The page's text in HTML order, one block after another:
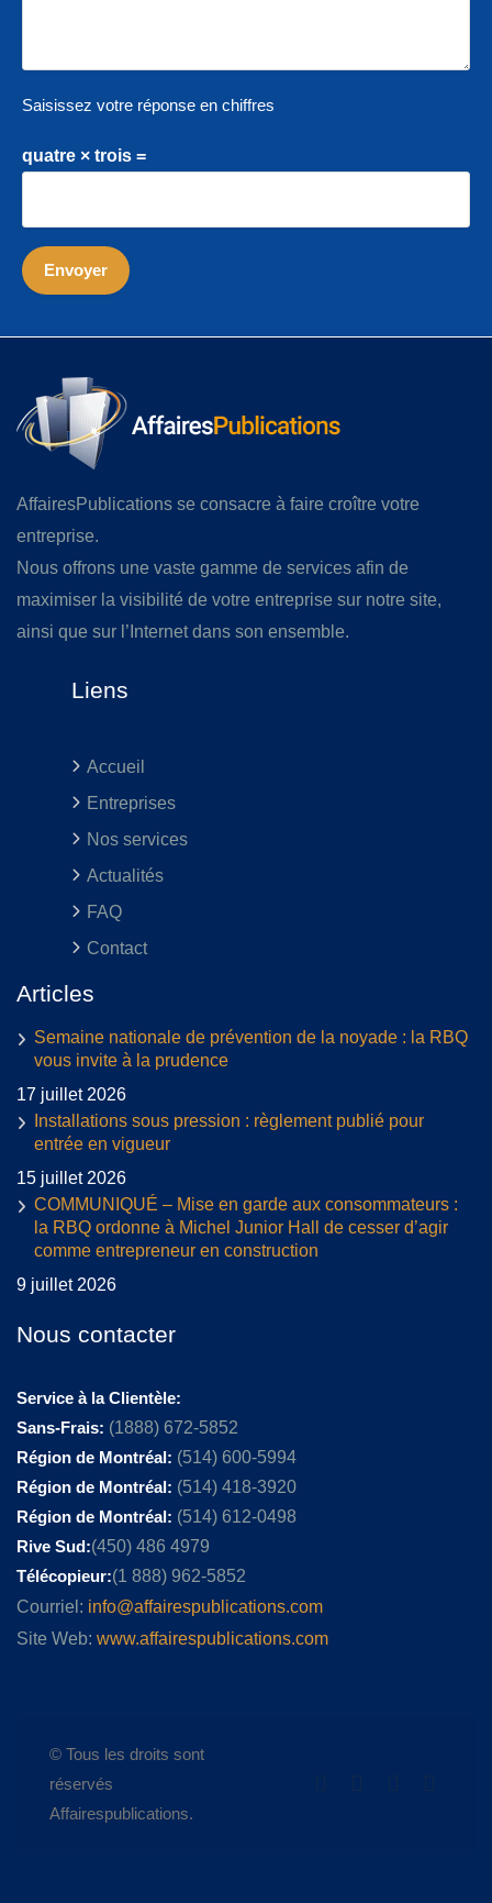
Saisissez votre réponse en chiffres
quatre × trois =
AffairesPublications se consacre à faire croître votre
entreprise.
Nous offrons une vaste gamme de services afin de
maximiser la visibilité de votre entreprise sur notre site,
ainsi que sur l’Internet dans son ensemble.
Liens
Accueil
Entreprises
Nos services
Actualités
FAQ
Contact
Articles
Semaine nationale de prévention de la noyade : la RBQ
vous invite à la prudence
17 juillet 2026
Installations sous pression : règlement publié pour
entrée en vigueur
15 juillet 2026
COMMUNIQUÉ – Mise en garde aux consommateurs :
la RBQ ordonne à Michel Junior Hall de cesser d’agir
comme entrepreneur en construction
9 juillet 2026
Nous contacter
Service à la Clientèle:
Sans-Frais: (1888) 672-5852
Région de Montréal: (514) 600-5994
Région de Montréal: (514) 418-3920
Région de Montréal: (514) 612-0498
Rive Sud:(450) 486 4979
Télécopieur:(1 888) 962-5852
Courriel: info@affairespublications.com
Site Web: www.affairespublications.com
© Tous les droits sont
réservés
Affairespublications.